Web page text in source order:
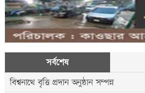
সর্বশেষ
বিশ্বনাথে বৃত্তি প্রদান অনুষ্ঠান সম্পন্ন